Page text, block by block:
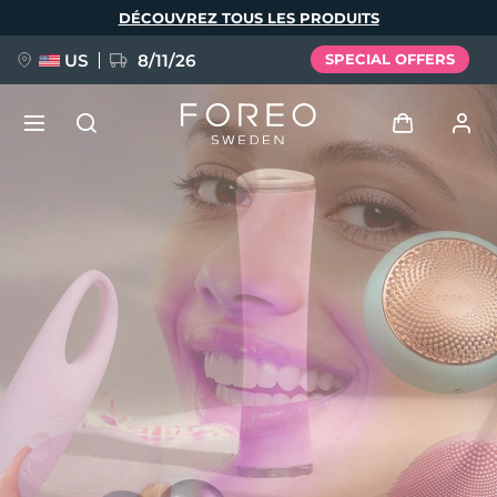
DÉCOUVREZ TOUS LES PRODUITS
US 8/11/26 SPECIAL OFFERS
Se connecter
Profil de l'utilisateur
Mes appareils
Mes commandes
Mes adresses
Mes abonnements
FAQ™ Pure Beauty-Tech Elixir
issa™ Teeth Whitening Set
English Deutsch
Español
Français
Italiano
Português
Svenska
Русский
Türkçe
简体中文